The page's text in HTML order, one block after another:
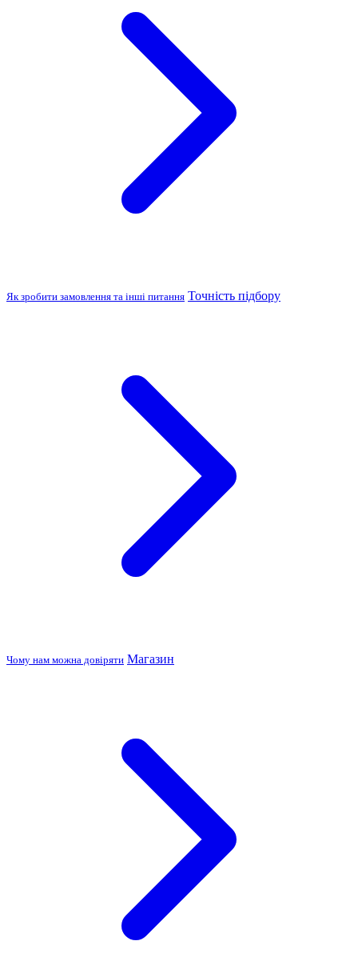
Як зробити замовлення та інші питання Точність підбору
Чому нам можна довіряти Магазин